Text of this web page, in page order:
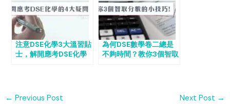
注意DSE化學3大溫習貼
士，解開應考DSE化學
為何DSE數學卷二總是
不夠時間？教你3個智取
← Previous Post Next Post →